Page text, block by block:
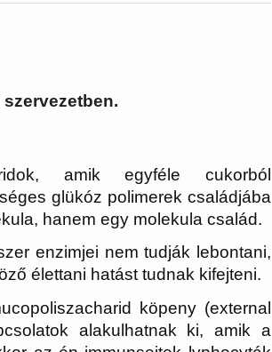
amik egyféle cukorból
glükóz polimerek családjába
hanem egy molekula család.
enzimjei nem tudják lebontani,
élettani hatást tudnak kifejteni.
köpeny (external
alakulhatnak ki, amik a